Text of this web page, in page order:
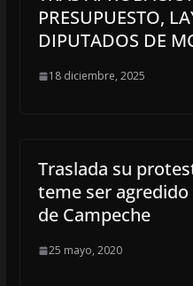
PRESUPUESTO,
DIPUTADOS DE
18 diciembre, 2025
Traslada su
teme ser
de Campeche
25 mayo, 2020